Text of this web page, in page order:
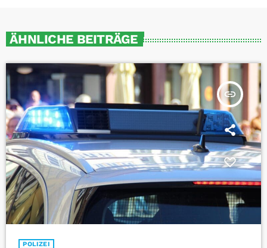
ÄHNLICHE BEITRÄGE
insert_link
POLIZEI